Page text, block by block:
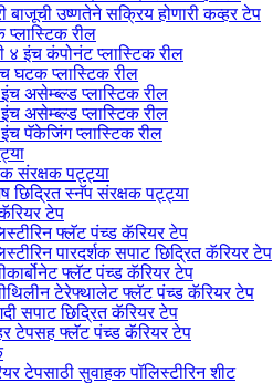
बाजूची उष्णतेने सक्रिय होणारी कव्हर टेप
प्लास्टिक रील
४ इंच कंपोनंट प्लास्टिक रील
घटक प्लास्टिक रील
असेम्ब्ल्ड प्लास्टिक रील
असेम्ब्ल्ड प्लास्टिक रील
पॅकेजिंग प्लास्टिक रील
संरक्षक पट्ट्या
छिद्रित स्नॅप संरक्षक पट्ट्या
टेप
फ्लॅट पंच्ड कॅरियर टेप
पारदर्शक सपाट छिद्रित कॅरियर टेप
फ्लॅट पंच्ड कॅरियर टेप
टेरेफ्थालेट फ्लॅट पंच्ड कॅरियर टेप
सपाट छिद्रित कॅरियर टेप
टेपसह फ्लॅट पंच्ड कॅरियर टेप
टेपसाठी सुवाहक पॉलिस्टीरिन शीट